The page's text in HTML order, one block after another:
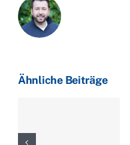
Ähnliche Beiträge